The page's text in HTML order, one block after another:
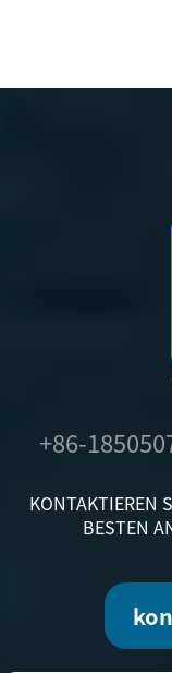
+86-
KONTAKTIEREN
BESTEN